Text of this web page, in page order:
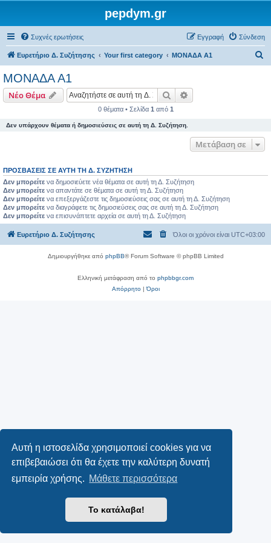
Αυτή η ιστοσελίδα χρησιμοποιεί cookies για να
επιβεβαιώσει ότι θα έχετε την καλύτερη δυνατή
εμπειρία χρήσης. Μάθετε περισσότερα
Το κατάλαβα!
pepdym.gr
Συχνές ερωτήσεις Σύνδεση
Εγγραφή
Ευρετήριο Δ. Συζήτησης Your first category ΜΟΝΑΔΑ Α1
ΜΟΝΑΔΑ Α1
Νέο Θέμα Αναζήτηση
0 θέματα • Σελίδα 1 από 1
Δεν υπάρχουν θέματα ή δημοσιεύσεις σε αυτή τη Δ. Συζήτηση.
Μετάβαση σε
ΠΡΟΣΒΆΣΕΙΣ ΣΕ ΑΥΤΉ ΤΗ Δ. ΣΥΖΉΤΗΣΗ
Δεν μπορείτε να δημοσιεύετε νέα θέματα σε αυτή τη Δ. Συζήτηση
Δεν μπορείτε να απαντάτε σε θέματα σε αυτή τη Δ. Συζήτηση
Δεν μπορείτε να επεξεργάζεστε τις δημοσιεύσεις σας σε αυτή τη Δ. Συζήτηση
Δεν μπορείτε να διαγράφετε τις δημοσιεύσεις σας σε αυτή τη Δ. Συζήτηση
Δεν μπορείτε να επισυνάπτετε αρχεία σε αυτή τη Δ. Συζήτηση
Ευρετήριο Δ. Συζήτησης Όλοι οι χρόνοι είναι UTC+03:00
Δημιουργήθηκε από phpBB® Forum Software © phpBB Limited
Ελληνική μετάφραση από το phpbbgr.com
Απόρρητο|Όροι